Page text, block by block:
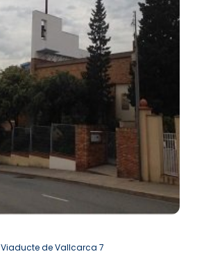
Viaducte de Vallcarca 7